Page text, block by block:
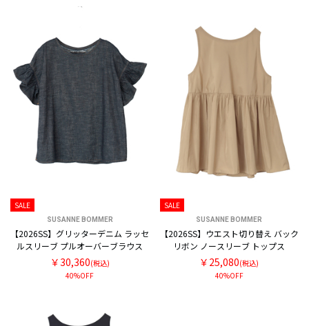
SALE
SUSANNE BOMMER
【2026SS】グリッターデニム ラッセ
ルスリーブ プルオーバーブラウス
￥30,360(税込)
40%OFF
SALE
SUSANNE BOMMER
【2026SS】ウエスト切り替え バック
リボン ノースリーブ トップス
￥25,080(税込)
40%OFF